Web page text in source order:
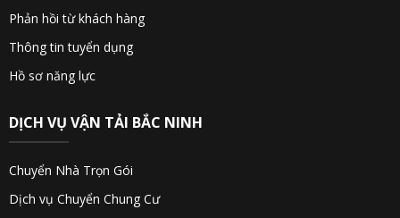
Phản hồi từ khách hàng
Thông tin tuyển dụng
Hồ sơ năng lực
DỊCH VỤ VẬN TẢI BẮC NINH
Chuyển Nhà Trọn Gói
Dịch vụ Chuyển Chung Cư